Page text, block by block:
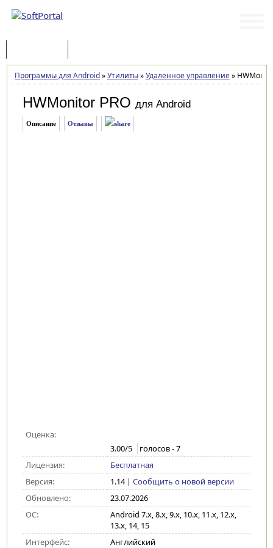
Программы для Android»Утилиты»Удаленное управление»
HWMonitor PRO для Android
Описание Отзывы
Оценка:
3.00/5 голосов -7
Лицензия:
Бесплатная
Версия:
1.14| Сообщить о новой версии
Обновлено:
23.07.2026
ОС:
Android 7.x, 8.x, 9.x, 10.x, 11.x, 12.x,
13.x, 14, 15
Интерфейс:
Английский